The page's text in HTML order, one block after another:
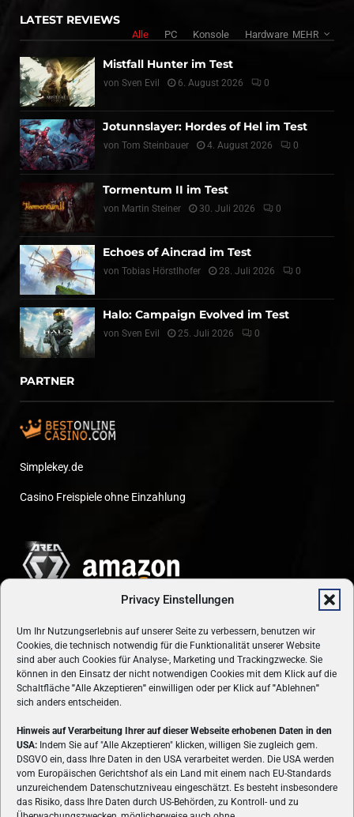
Privacy Einstellungen
Um Ihr Nutzungserlebnis auf unserer Seite zu verbessern, benutzen wir
Cookies, die technisch notwendig für die Funktionalität unserer Website
sind aber auch Cookies für Analyse-, Marketing und Trackingzwecke. Sie
können in den Einsatz der nicht notwendigen Cookies mit dem Klick auf die
Schaltfläche "Alle Akzeptieren" einwilligen oder per Klick auf"Ablehnen"
sich anders entscheiden.
Hinweis auf Verarbeitung Ihrer auf dieser Webseite erhobenen Daten in den
USA: Indem Sie auf "Alle Akzeptieren" klicken, willigen Sie zugleich gem.
DSGVO ein, dass Ihre Daten in den USA verarbeitet werden. Die USA werden
vom Europäischen Gerichtshof als ein Land mit einem nach EU-Standards
unzureichendem Datenschutzniveau eingeschätzt. Es besteht insbesondere
das Risiko, dass Ihre Daten durch US-Behörden, zu Kontroll- und zu
LATEST REVIEWS
Alle PC Konsole Hardware MEHR
Mistfall Hunter im Test
von Sven Evil 6. August 2026 0
Jotunnslayer: Hordes of Hel im Test
von Tom Steinbauer 4. August 2026 0
Tormentum II im Test
von Martin Steiner 30. Juli 2026 0
Echoes of Aincrad im Test
von Tobias Hörstlhofer 28. Juli 2026 0
Halo: Campaign Evolved im Test
von Sven Evil 25. Juli 2026 0
PARTNER
Simplekey.de
Casino Freispiele ohne Einzahlung
ÜBER UNS
VON GAMERN, FÜR GAMER! Gamers.at ist das älteste Online-
Spielemagazin Österreichs und bringt täglich aktuelle News,